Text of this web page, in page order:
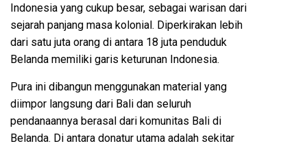
Indonesia yang cukup besar, sebagai warisan dari
sejarah panjang masa kolonial. Diperkirakan lebih
dari satu juta orang di antara 18 juta penduduk
Belanda memiliki garis keturunan Indonesia.
Pura ini dibangun menggunakan material yang
diimpor langsung dari Bali dan seluruh
pendanaannya berasal dari komunitas Bali di
Belanda. Di antara donatur utama adalah sekitar